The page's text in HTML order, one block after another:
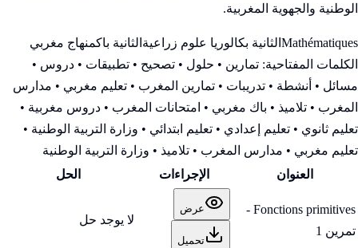
الوطنية والجهوية المغربية.
Mathématiques الثانية بكالوريا علوم زراعية الثانية باكمنهاج مغربي
الكلمات المفتاحية: تمارين • حلول • تصحيح • تطبيقات • دروس •
مسائل • أنشطة • تدريبات • تمارين المغرب • تعليم مغربي • مدارس
المغرب • تلاميذ • باك مغربي • امتحانات المغرب • دروس مغربية •
تعليم ثانوي • تعليم إعدادي • تعليم ابتدائي • وزارة التربية الوطنية •
تعليم مغربي • مدارس المغرب • تلاميذ • وزارة التربية الوطنية
العنوان
الإجراءات الحل
Fonctions primitives -
تمرين 1
عرض
تحميل
لا يوجد حل